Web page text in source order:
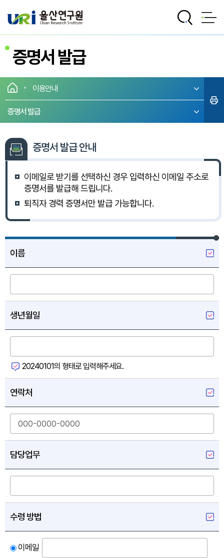
증명서 발급
이용안내
증명서 발급
증명서 발급 안내
이메일로 받기를 선택하신 경우 입력하신 이메일 주소로
증명서를 발급해 드립니다.
퇴직자 경력 증명서만 발급 가능합니다.
이름
생년월일
20240101의 형태로 입력해주세요.
연락처
담당업무
수령 방법
이메일